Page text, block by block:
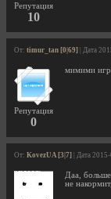
Репутация
10
От: timur_tan [0|69] | Дата
Репутация
0
мимими
От: KovezUA [3|7] | Дата
Даа,
не